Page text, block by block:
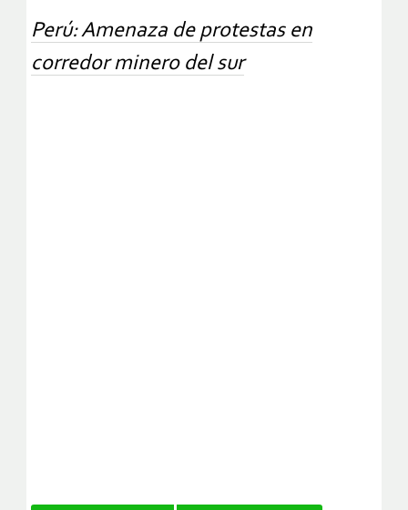
Perú: Amenaza de protestas en
corredor minero del sur